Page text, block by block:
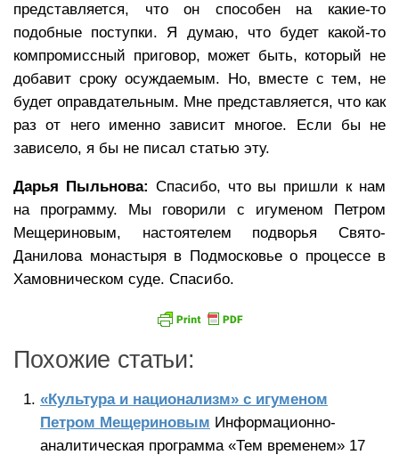
представляется, что он способен на какие-то
подобные поступки. Я думаю, что будет какой-то
компромиссный приговор, может быть, который не
добавит сроку осуждаемым. Но, вместе с тем, не
будет оправдательным. Мне представляется, что как
раз от него именно зависит многое. Если бы не
зависело, я бы не писал статью эту.
Дарья Пыльнова: Спасибо, что вы пришли к нам
на программу. Мы говорили с игуменом Петром
Мещериновым, настоятелем подворья Свято-
Данилова монастыря в Подмосковье о процессе в
Хамовническом суде. Спасибо.
Похожие статьи:
«Культура и национализм» с игуменом
Петром Мещериновым Информационно-
аналитическая программа «Тем временем» 17